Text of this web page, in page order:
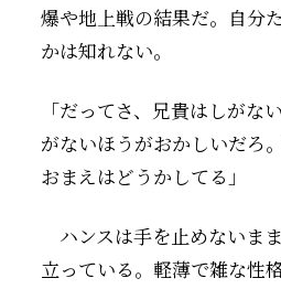
爆や地上戦の結果だ。自分
かは知れない。
「だってさ、兄貴はしが
がないほうがおかしいだろ
おまえはどうかしてる」
ハンスは手を止めないま
立っている。軽薄で雑な性